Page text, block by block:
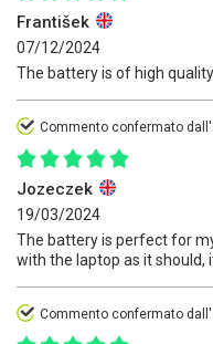
František
07/12/2024
The battery is of high
Commento confermato
Jozeczek
19/03/2024
The battery is perfect for
with the laptop as it should,
Commento confermato